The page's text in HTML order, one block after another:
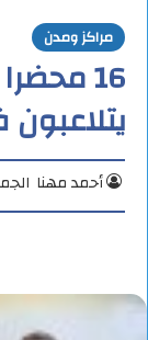
مراكز ومدن
16
أحمد مهنا الجمعة,10